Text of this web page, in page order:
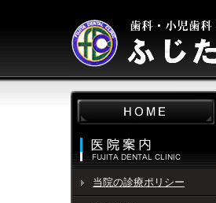
当院の診療ポリシー